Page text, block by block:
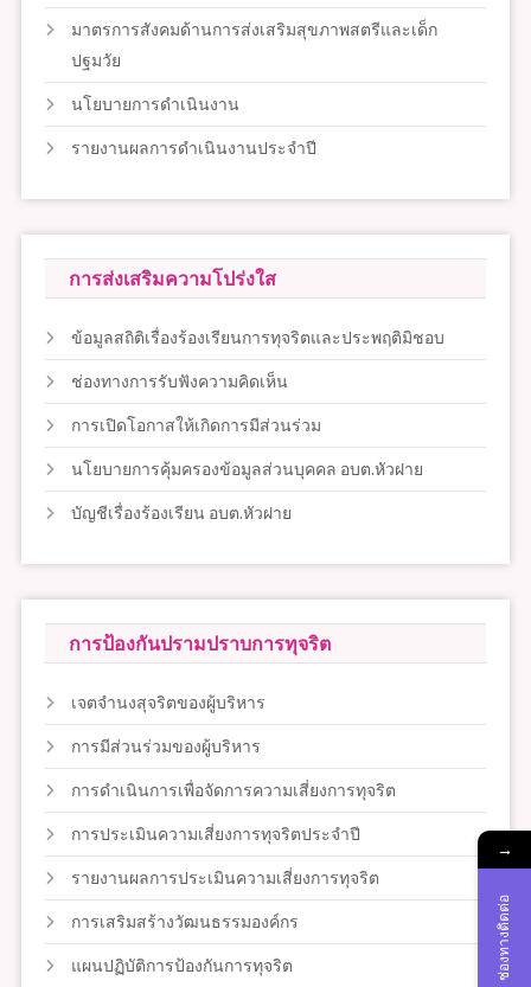
มาตรการสังคมด้านการส่งเสริมสุขภาพสตรีและเด็ก
ปฐมวัย
นโยบายการดำเนินงาน
รายงานผลการดำเนินงานประจำปี
การส่งเสริมความโปร่งใส
ข้อมูลสถิติเรื่องร้องเรียนการทุจริตและประพฤติมิชอบ
ช่องทางการรับฟังความคิดเห็น
การเปิดโอกาสให้เกิดการมีส่วนร่วม
นโยบายการคุ้มครองข้อมูลส่วนบุคคล อบต.หัวฝาย
บัญชีเรื่องร้องเรียน อบต.หัวฝาย
การป้องกันปรามปราบการทุจริต
เจตจำนงสุจริตของผู้บริหาร
การมีส่วนร่วมของผู้บริหาร
การดำเนินการเพื่อจัดการความเสี่ยงการทุจริต
การประเมินความเสี่ยงการทุจริตประจำปี
รายงานผลการประเมินความเสี่ยงการทุจริต
การเสริมสร้างวัฒนธรรมองค์กร
แผนปฏิบัติการป้องกันการทุจริต
→
ช่องทางติดต่อ